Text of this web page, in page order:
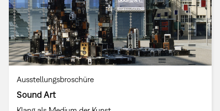
Ausstellungsbroschüre
Sound Art